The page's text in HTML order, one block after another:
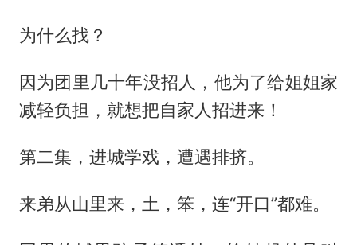
为什么找？
因为团里几十年没招人，他为了给姐姐家
减轻负担，就想把自家人招进来！
第二集，进城学戏，遭遇排挤。
来弟从山里来，土，笨，连“开口”都难。